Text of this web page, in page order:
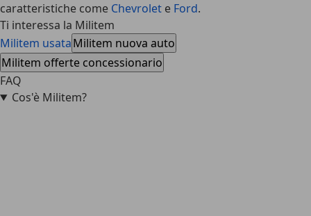
caratteristiche come Chevrolet e Ford.
Ti interessa la Militem
Militem usataMilitem nuova auto
Militem offerte concessionario
FAQ
Cos'è Militem?